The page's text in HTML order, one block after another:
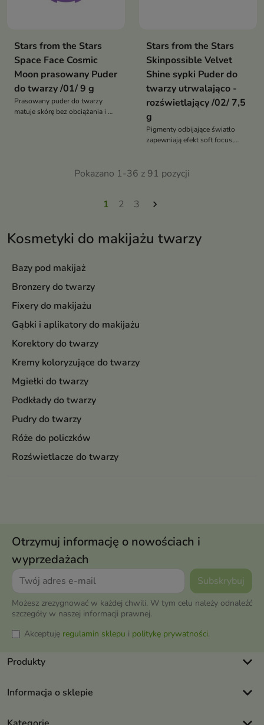
Kosmetyki do makijażu twarzy
Bazy pod makijaż
Bronzery do twarzy
Fixery do makijażu
Gąbki i aplikatory do makijażu
Korektory do twarzy
Kremy koloryzujące do twarzy
Mgiełki do twarzy
Podkłady do twarzy
Pudry do twarzy
Róże do policzków
Rozświetlacze do twarzy
Stars from the Stars
Space Face Cosmic
Moon prasowany Puder
do twarzy /01/ 9 g
Prasowany puder do twarzy
matuje skórę bez obciążania i w
Stars from the Stars
Skinpossible Velvet
Shine sypki Puder do
twarzy utrwalająco -
rozświetlający /02/ 7,5
g
Pigmenty odbijające światło
zapewniają efekt soft focus,
pory
Pokazano 1-36 z 91 pozycji
1 2 3 
Otrzymuj informację o nowościach i
wyprzedażach
Możesz zrezygnować w każdej chwili. W tym celu należy odnaleźć
szczegóły w naszej informacji prawnej.
Akceptuję regulamin sklepu i politykę prywatności.
Produkty keyboard_arrow_down
Informacja o sklepie keyboard_arrow_down